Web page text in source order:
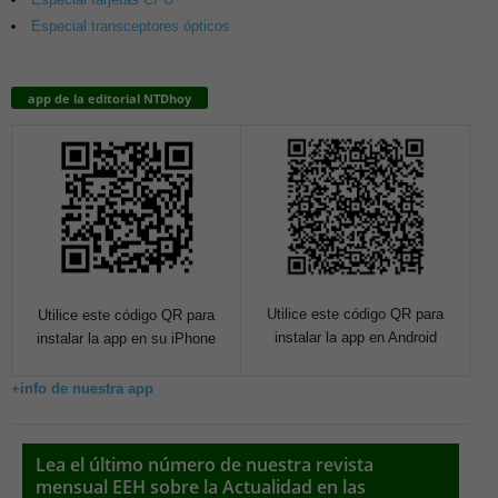
Especial transceptores ópticos
app de la editorial NTDhoy
Utilice este código QR para
instalar la app en su iPhone
Utilice este código QR para
instalar la app en Android
+info de nuestra app
Lea el último número de nuestra revista
mensual EEH sobre la Actualidad en las